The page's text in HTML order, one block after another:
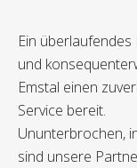
Ein
und
Emstal einen
Service bereit.
Ununterbrochen,
sind unsere